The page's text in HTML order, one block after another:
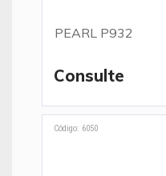
PEARL P932
Consulte
Código: 6050